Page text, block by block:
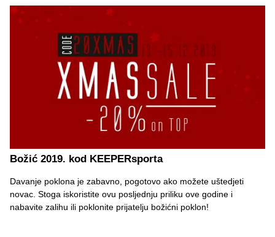
Božić 2019. kod KEEPERsporta
Davanje poklona je zabavno, pogotovo ako možete uštedjeti
novac. Stoga iskoristite ovu posljednju priliku ove godine i
nabavite zalihu ili poklonite prijatelju božićni poklon!